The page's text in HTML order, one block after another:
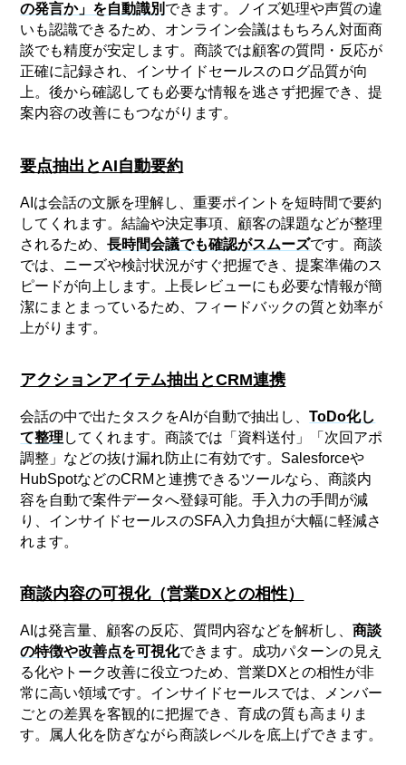
の発言か」を自動識別 できます。ノイズ処理や声質の違
いも認識できるため、オンライン会議はもちろん対面商
談でも精度が安定します。商談では顧客の質問・反応が
正確に記録され、インサイドセールスのログ品質が向
上。後から確認しても必要な情報を逃さず把握でき、提
案内容の改善にもつながります。
要点抽出とAI自動要約
AIは会話の文脈を理解し、重要ポイントを短時間で要約
してくれます。結論や決定事項、顧客の課題などが整理
されるため、長時間会議でも確認がスムーズです。商談
では、ニーズや検討状況がすぐ把握でき、提案準備のス
ピードが向上します。上長レビューにも必要な情報が簡
潔にまとまっているため、フィードバックの質と効率が
上がります。
アクションアイテム抽出とCRM連携
会話の中で出たタスクをAIが自動で抽出し、ToDo化し
て整理 してくれます。商談では「資料送付」「次回アポ
調整」などの抜け漏れ防止に有効です。Salesforceや
HubSpotなどのCRMと連携できるツールなら、商談内
容を自動で案件データへ登録可能。手入力の手間が減
り、インサイドセールスのSFA入力負担が大幅に軽減さ
れます。
商談内容の可視化（営業DXとの相性）
AIは発言量、顧客の反応、質問内容などを解析し、商談
の特徴や改善点を可視化できます。成功パターンの見え
る化やトーク改善に役立つため、営業DXとの相性が非
常に高い領域です。インサイドセールスでは、メンバー
ごとの差異を客観的に把握でき、育成の質も高まりま
す。属人化を防ぎながら商談レベルを底上げできます。